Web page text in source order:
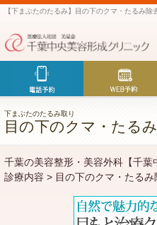
【下まぶたのたるみ】目の下のクマ・たるみ除
下まぶたのたるみ取り
目の下のクマ・たる
千葉の美容整形・美容外科【千葉
診療内容 > 目の下のクマ・たるみ